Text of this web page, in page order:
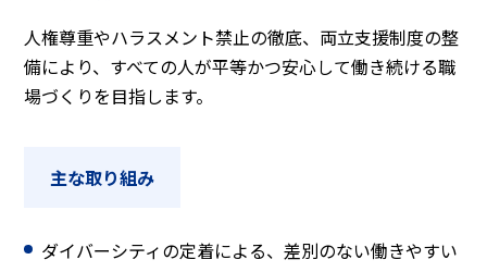
人権尊重やハラスメント禁止の徹底、両立支援制度の整
備により、すべての人が平等かつ安心して働き続ける職
場づくりを目指します。
主な取り組み
ダイバーシティの定着による、差別のない働きやすい